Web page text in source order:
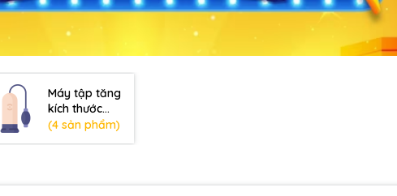
Máy tập tăng
kích thước
dương vật
(4 sản phẩm)